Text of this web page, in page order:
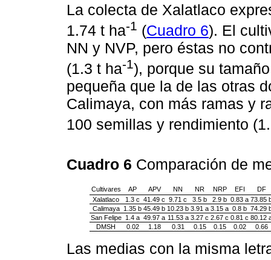
La colecta de Xalatlaco
1.74 t ha-1 (Cuadro 6). El
NN y NVP, pero éstas no
(1.3 t ha-1), porque su
pequeña que la de las otras
Calimaya, con más ramas y
100 semillas y rendimiento
Cuadro 6 Comparación de
Cultivares AP APV NN NR NRP EFI
DF
Xalatlaco
1.3 c 41.49 c 9.71 c 3.5 b 2.9 b 0.83 a 73.85
Calimaya
1.35 b 45.49 b 10.23 b 3.91 a 3.15 a 0.8 b 74.29
San Felipe
1.4 a 49.97 a 11.53 a 3.27 c 2.67 c 0.81 c 80.12
DMSH
0.02 1.18 0.31 0.15 0.15 0.02 0.66
Las medias con la misma